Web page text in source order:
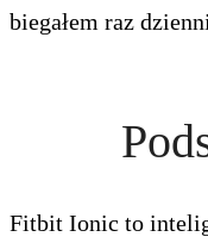
biegałem raz
Fitbit Ionic to